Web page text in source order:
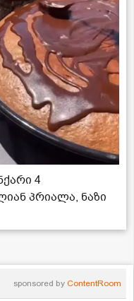
4
პრიალა, ნაზი
sponsored by ContentRoom